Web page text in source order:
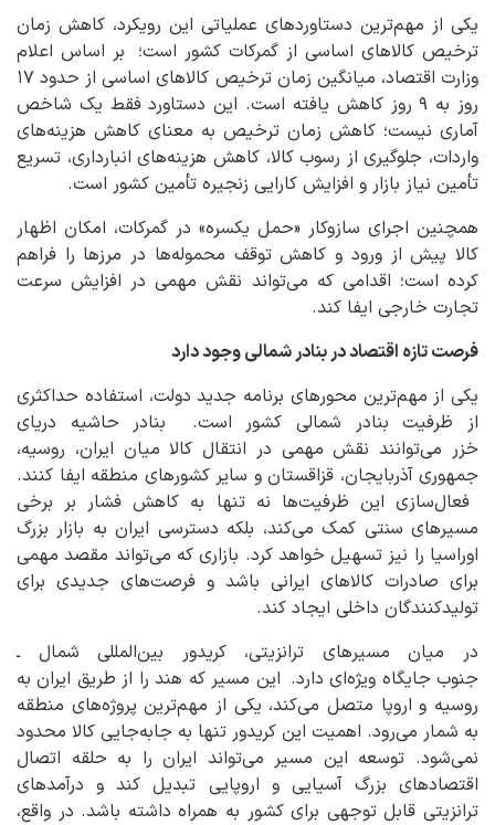
یکی از مهم‌ترین دستاوردهای عملیاتی این رویکرد، کاهش زمان
ترخیص کالاهای اساسی از گمرکات کشور است؛ بر اساس اعلام
وزارت اقتصاد، میانگین زمان ترخیص کالاهای اساسی از حدود ۱۷
روز به ۹ روز کاهش یافته است. این دستاورد فقط یک شاخص
آماری نیست؛ کاهش زمان ترخیص به معنای کاهش هزینه‌های
واردات، جلوگیری از رسوب کالا، کاهش هزینه‌های انبارداری، تسریع
تأمین نیاز بازار و افزایش کارایی زنجیره تأمین کشور است.
همچنین اجرای سازوکار «حمل یکسره» در گمرکات، امکان اظهار
کالا پیش از ورود و کاهش توقف محموله‌ها در مرزها را فراهم
کرده است؛ اقدامی که می‌تواند نقش مهمی در افزایش سرعت
تجارت خارجی ایفا کند.
فرصت تازه اقتصاد در بنادر شمالی وجود دارد
یکی از مهم‌ترین محورهای برنامه جدید دولت، استفاده حداکثری
از ظرفیت بنادر شمالی کشور است.
بنادر حاشیه دریای
خزر می‌توانند نقش مهمی در انتقال کالا میان ایران، روسیه،
جمهوری آذربایجان، قزاقستان و سایر کشورهای منطقه ایفا کنند.
فعال‌سازی این ظرفیت‌ها نه تنها به کاهش فشار بر برخی
مسیرهای سنتی کمک می‌کند، بلکه دسترسی ایران به بازار بزرگ
اوراسیا را نیز تسهیل خواهد کرد. بازاری که می‌تواند مقصد مهمی
برای صادرات کالاهای ایرانی باشد و فرصت‌های جدیدی برای
تولیدکنندگان داخلی ایجاد کند.
در میان مسیرهای ترانزیتی، کریدور بین‌المللی شمال ـ
جنوب جایگاه ویژه‌ای دارد. این مسیر که هند را از طریق ایران به
روسیه و اروپا متصل می‌کند، یکی از مهم‌ترین پروژه‌های منطقه
به شمار می‌رود. اهمیت این کریدور تنها به جابه‌جایی کالا محدود
نمی‌شود. توسعه این مسیر می‌تواند ایران را به حلقه اتصال
اقتصادهای بزرگ آسیایی و اروپایی تبدیل کند و درآمدهای
ترانزیتی قابل توجهی برای کشور به همراه داشته باشد. در واقع،